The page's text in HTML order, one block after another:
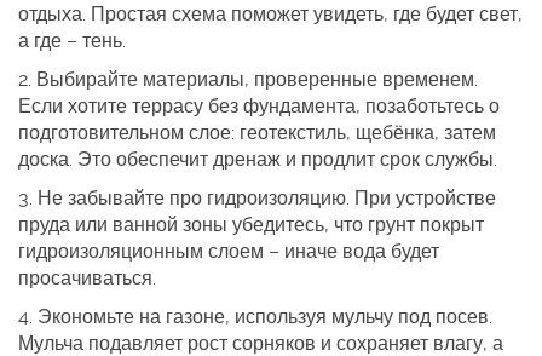
отдыха. Простая схема поможет увидеть, где будет свет,
а где – тень.
2. Выбирайте материалы, проверенные временем.
Если хотите террасу без фундамента, позаботьтесь о
подготовительном слое: геотекстиль, щебёнка, затем
доска. Это обеспечит дренаж и продлит срок службы.
3. Не забывайте про гидроизоляцию. При устройстве
пруда или ванной зоны убедитесь, что грунт покрыт
гидроизоляционным слоем – иначе вода будет
просачиваться.
4. Экономьте на газоне, используя мульчу под посев.
Мульча подавляет рост сорняков и сохраняет влагу, а